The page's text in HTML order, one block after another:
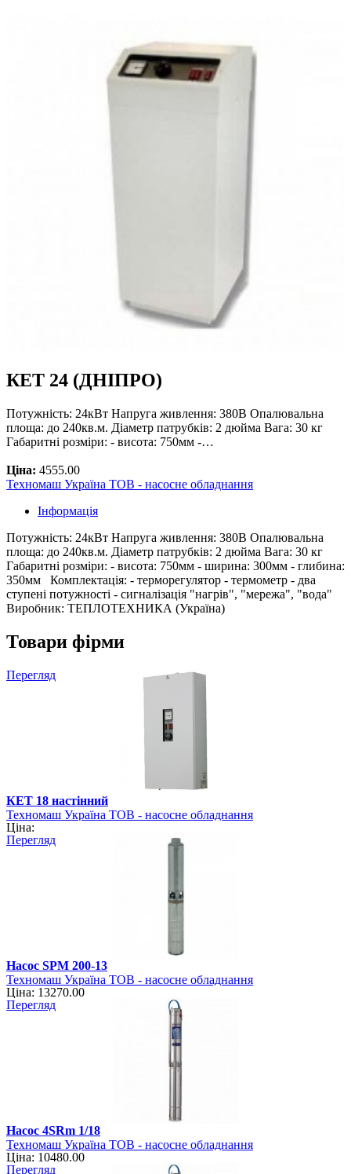
КЕТ 24 (ДНІПРО)
Потужність: 24кВт Напруга живлення: 380В Опалювальна
площа: до 240кв.м. Діаметр патрубків: 2 дюйма Вага: 30 кг
Габаритні розміри: - висота: 750мм -…
Ціна: 4555.00
Техномаш Україна ТОВ - насосне обладнання
Інформація
Потужність: 24кВт Напруга живлення: 380В Опалювальна
площа: до 240кв.м. Діаметр патрубків: 2 дюйма Вага: 30 кг
Габаритні розміри: - висота: 750мм - ширина: 300мм - глибина:
350мм Комплектація: - терморегулятор - термометр - два
ступені потужності - сигналізація "нагрів", "мережа", "вода"
Виробник: ТЕПЛОТЕХНИКА (Україна)
Товари фірми
Перегляд
КЕТ 18 настінний
Техномаш Україна ТОВ - насосне обладнання
Ціна:
Перегляд
Насос SPM 200-13
Техномаш Україна ТОВ - насосне обладнання
Ціна: 13270.00
Перегляд
Насос 4SRm 1/18
Техномаш Україна ТОВ - насосне обладнання
Ціна: 10480.00
Перегляд